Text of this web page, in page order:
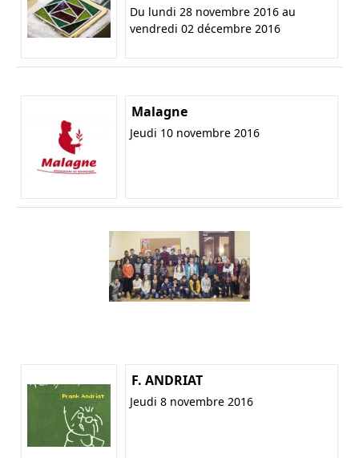
Du lundi 28 novembre 2016 au
vendredi 02 décembre 2016
Malagne
Jeudi 10 novembre 2016
F. ANDRIAT
Jeudi 8 novembre 2016